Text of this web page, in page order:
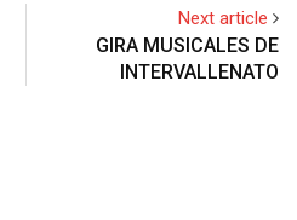
Next article
GIRA MUSICALES DE
INTERVALLENATO